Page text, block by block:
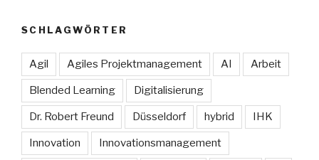
SCHLAGWÖRTER
Agil Agiles Projektmanagement AI Arbeit
Blended Learning Digitalisierung
Dr. Robert Freund Düsseldorf hybrid IHK
Innovation Innovationsmanagement